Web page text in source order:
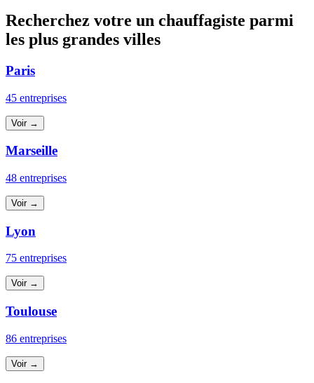
Recherchez votre un chauffagiste parmi
les plus grandes villes
Paris
45 entreprises
Voir →
Marseille
48 entreprises
Voir →
Lyon
75 entreprises
Voir →
Toulouse
86 entreprises
Voir →